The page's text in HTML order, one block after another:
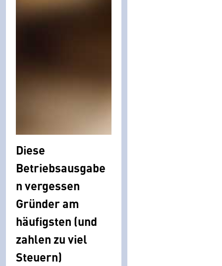
Diese
Betriebsausgabe
n vergessen
Gründer am
häufigsten (und
zahlen zu viel
Steuern)